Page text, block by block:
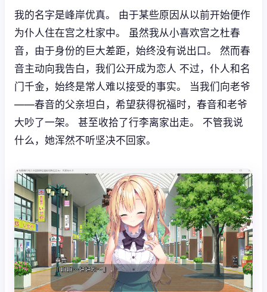
我的名字是峰岸优真。 由于某些原因从以前开始便作
为仆人住在宫之杜家中。 虽然我从小喜欢宫之杜春
音，由于身份的巨大差距，始终没有说出口。 然而春
音主动向我告白，我们公开成为恋人 不过，仆人和名
门千金，始终是常人难以接受的事实。 当我们向老爷
——春音的父亲坦白，希望获得祝福时，春音和老爷
大吵了一架。 甚至收拾了行李离家出走。 不管我说
什么，她浑然不听坚决不回家。